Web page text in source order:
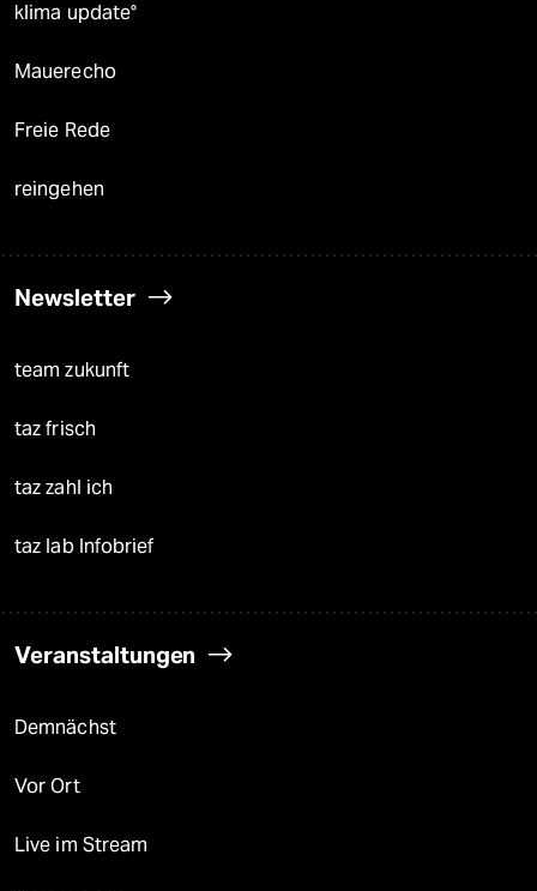
klima update°
Mauerecho
Freie Rede
reingehen
Newsletter
team zukunft
taz frisch
taz zahl ich
taz lab Infobrief
Veranstaltungen
Demnächst
Vor Ort
Live im Stream